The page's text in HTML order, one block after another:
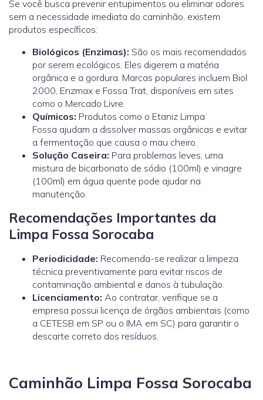
Se você busca prevenir entupimentos ou eliminar odores
sem a necessidade imediata do caminhão, existem
produtos específicos:
Biológicos (Enzimas): São os mais recomendados
por serem ecológicos. Eles digerem a matéria
orgânica e a gordura. Marcas populares incluem Biol
2000, Enzmax e Fossa Trat, disponíveis em sites
como o Mercado Livre.
Químicos: Produtos como o Etaniz Limpa
Fossa ajudam a dissolver massas orgânicas e evitar
a fermentação que causa o mau cheiro.
Solução Caseira: Para problemas leves, uma
mistura de bicarbonato de sódio (100ml) e vinagre
(100ml) em água quente pode ajudar na
manutenção.
Recomendações Importantes da
Limpa Fossa Sorocaba
Periodicidade: Recomenda-se realizar a limpeza
técnica preventivamente para evitar riscos de
contaminação ambiental e danos à tubulação.
Licenciamento: Ao contratar, verifique se a
empresa possui licença de órgãos ambientais (como
a CETESB em SP ou o IMA em SC) para garantir o
descarte correto dos resíduos.
Caminhão Limpa Fossa Sorocaba